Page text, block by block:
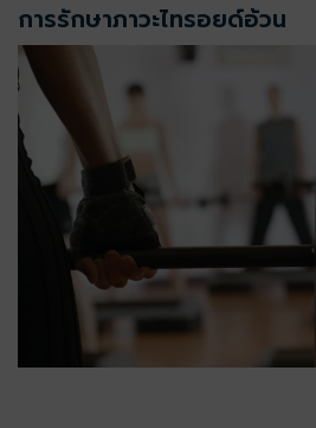
การรักษาภาวะไทรอยด์อ้วน